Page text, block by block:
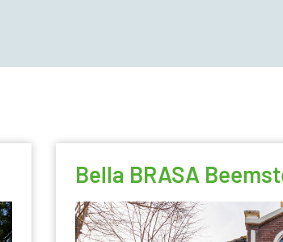
Bella BRASA